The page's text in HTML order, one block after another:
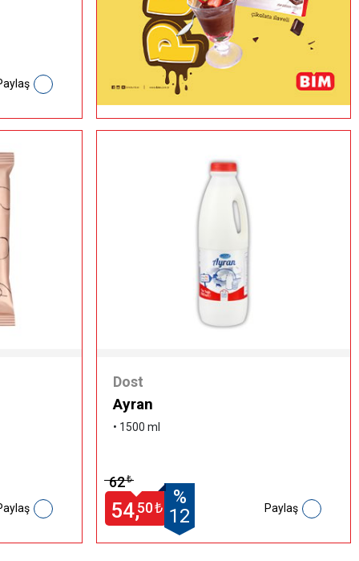
Dost
Ayran
• 1500 ml
62₺
54,50₺
%
12
Paylaş